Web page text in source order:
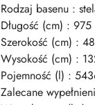
Rodzaj basenu :
Długość (cm) : 975
Szerokość (cm) :
Wysokość (cm) :
Pojemność (l) :
Zalecane